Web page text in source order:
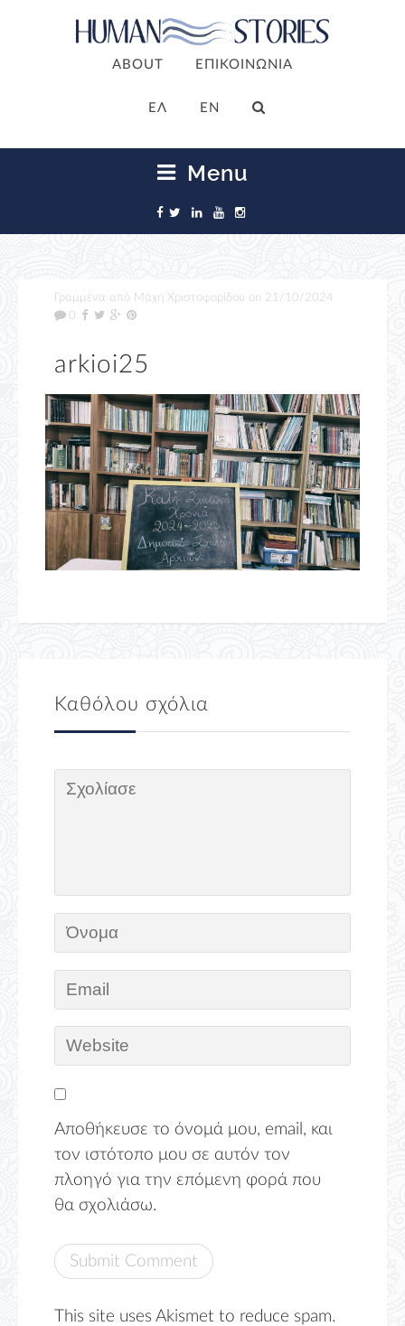
ABOUT ΕΠΙΚΟΙΝΩΝΙΑ
ΕΛ EN
Menu
Γραμμένα από Μάχη Χριστοφορίδου on 21/10/2024
0
arkioi25
Καθόλου σχόλια
Αποθήκευσε το όνομά μου, email, και
τον ιστότοπο μου σε αυτόν τον
πλοηγό για την επόμενη φορά που
θα σχολιάσω.
This site uses Akismet to reduce spam.